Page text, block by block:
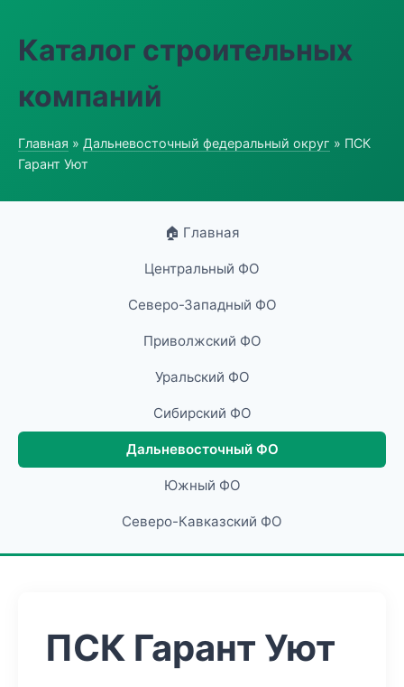
Каталог строительных
компаний
Главная » Дальневосточный федеральный округ » ПСК
Гарант Уют
🏠 Главная
Центральный ФО
Северо-Западный ФО
Приволжский ФО
Уральский ФО
Сибирский ФО
Дальневосточный ФО
Южный ФО
Северо-Кавказский ФО
ПСК Гарант Уют